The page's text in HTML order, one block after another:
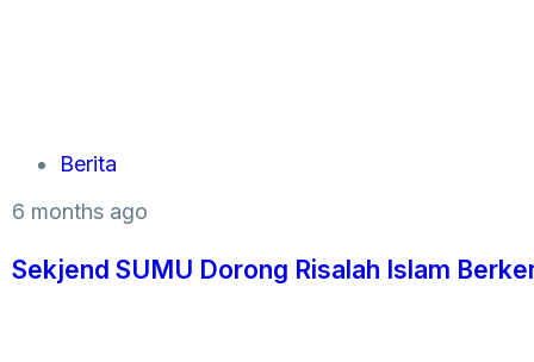
Berita
6 months ago
Sekjend SUMU Dorong Risalah Islam